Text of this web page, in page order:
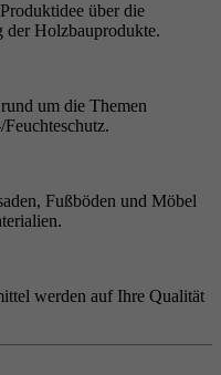
über die
der Holzbauprodukte.
um die Themen
Fußböden und Möbel
werden auf Ihre Qualität